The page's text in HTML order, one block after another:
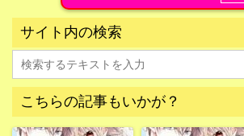
サイト内の検索
こちらの記事もいかが？